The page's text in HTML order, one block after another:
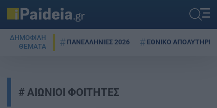
ΔΗΜΟΦΙΛΗ
ΘΕΜΑΤΑ
ΠΑΝΕΛΛΗΝΙΕΣ 2026 ΕΘΝΙΚΟ ΑΠΟΛΥΤΗΡΙΟ
ΑΙΩΝΙΟΙ ΦΟΙΤΗΤΕΣ